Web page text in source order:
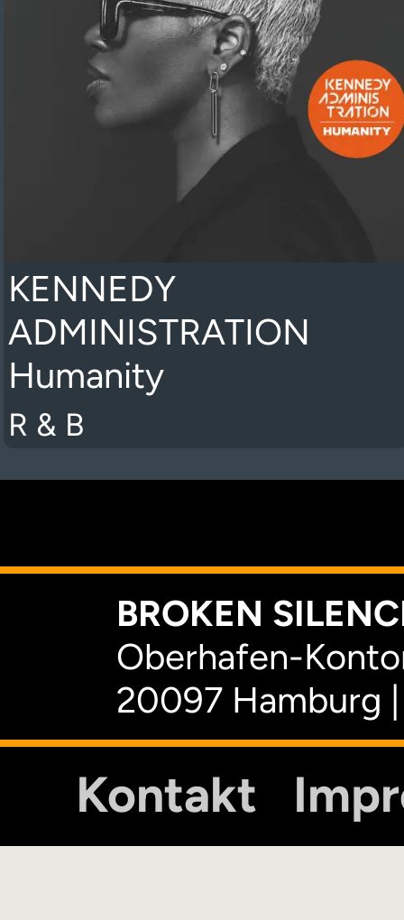
KENNEDY
ADMINISTRATION
Humanity
R & B
BROKEN
Oberhafen-
20097 Hamburg
Kontakt